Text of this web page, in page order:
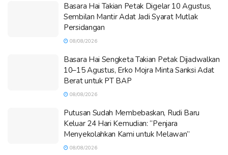
Basara Hai Takian Petak Digelar 10 Agustus,
Sembilan Mantir Adat Jadi Syarat Mutlak
Persidangan
08/08/2026
Basara Hai Sengketa Takian Petak Dijadwalkan
10–15 Agustus, Erko Mojra Minta Sanksi Adat
Berat untuk PT BAP
08/08/2026
Putusan Sudah Membebaskan, Rudi Baru
Keluar 24 Hari Kemudian: “Penjara
Menyekolahkan Kami untuk Melawan”
08/08/2026